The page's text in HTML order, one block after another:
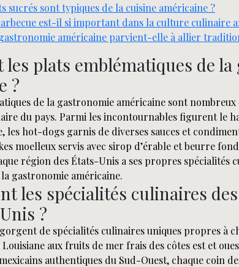
sucrés sont typiques de la cuisine américaine ?
est-il si important dans la culture culinaire
américaine parvient-elle à allier
les plats emblématiques de
?
de la gastronomie américaine sont
du pays. Parmi les incontournables figurent le
les hot-dogs garnis de diverses sauces et
moelleux servis avec sirop d’érable et beurre
région des États-Unis a ses propres spécialités
gastronomie américaine.
les spécialités culinaires
?
de spécialités culinaires uniques propres à
Louisiane aux fruits de mer frais des côtes est et
authentiques du Sud-Ouest, chaque coin